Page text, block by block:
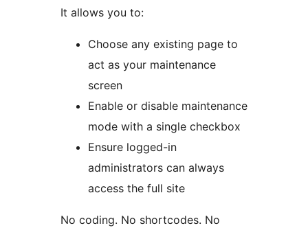
It allows you to:
Choose any existing page to
act as your maintenance
screen
Enable or disable maintenance
mode with a single checkbox
Ensure logged-in
administrators can always
access the full site
No coding. No shortcodes. No